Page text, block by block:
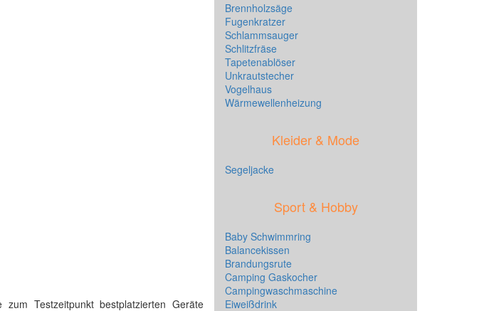
Testzeitpunkt bestplatzierten Geräte
Brennholzsäge
Fugenkratzer
Schlammsauger
Schlitzfräse
Tapetenablöser
Unkrautstecher
Vogelhaus
Wärmewellenheizung
Kleider & Mode
Segeljacke
Sport & Hobby
Baby Schwimmring
Balancekissen
Brandungsrute
Camping Gaskocher
Campingwaschmaschine
Eiweißdrink